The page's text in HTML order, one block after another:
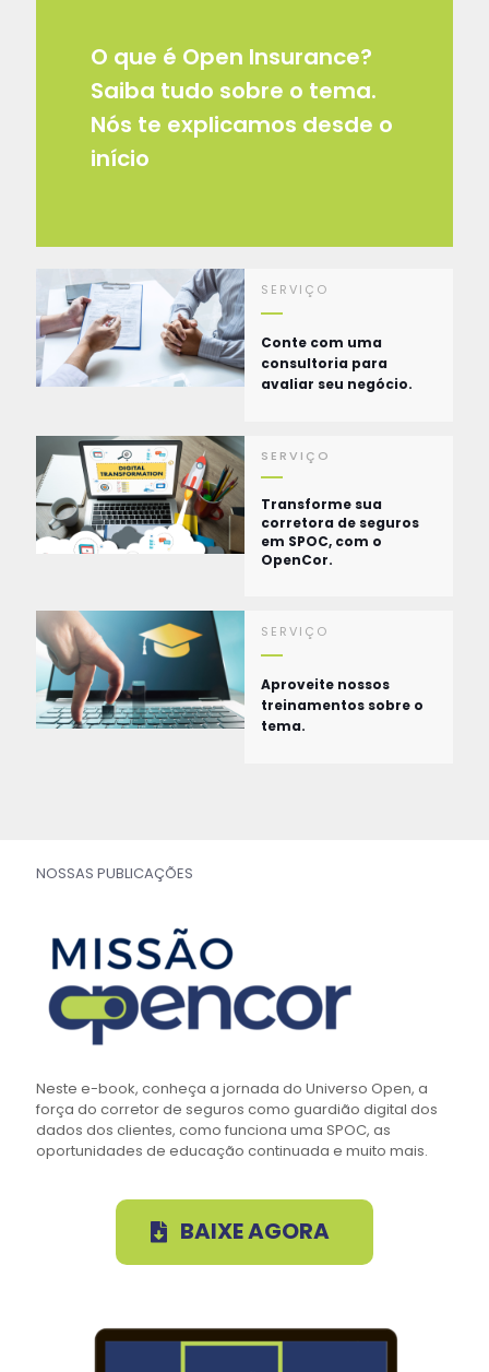
O que é Open Insurance?
Saiba tudo sobre o tema.
Nós te explicamos desde o
início
SERVIÇO
Conte com uma
consultoria para
avaliar seu negócio.
SERVIÇO
Transforme sua
corretora de seguros
em SPOC, com o
OpenCor.
SERVIÇO
Aproveite nossos
treinamentos sobre o
tema.
NOSSAS PUBLICAÇÕES
Neste e-book, conheça a jornada do Universo Open, a
força do corretor de seguros como guardião digital dos
dados dos clientes, como funciona uma SPOC, as
oportunidades de educação continuada e muito mais.
BAIXE AGORA